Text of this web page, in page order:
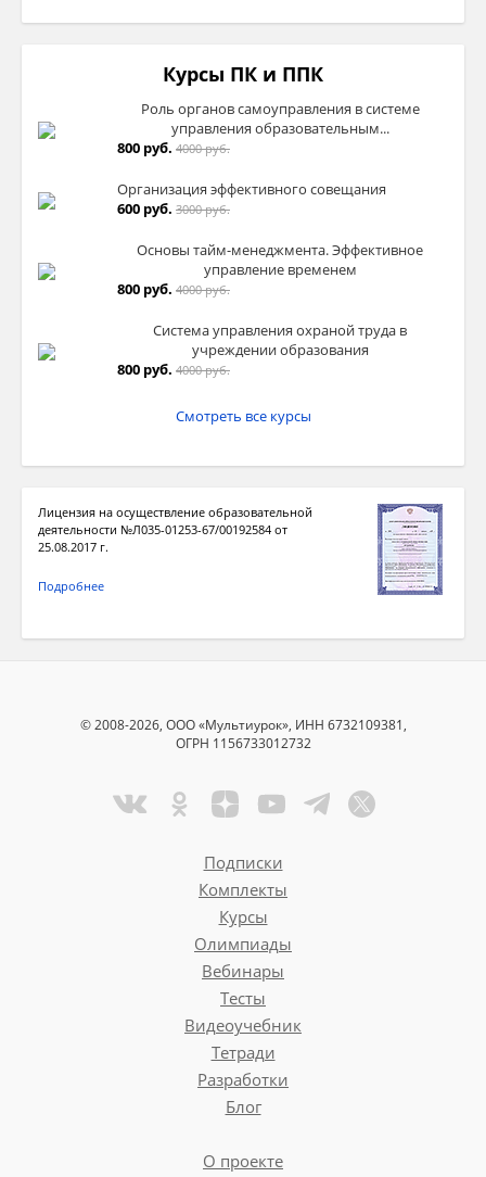
Курсы ПК и ППК
Роль органов самоуправления в системе
управления образовательным...
800 руб. 4000 руб.
Организация эффективного совещания
600 руб. 3000 руб.
Основы тайм-менеджмента. Эффективное
управление временем
800 руб. 4000 руб.
Система управления охраной труда в
учреждении образования
800 руб. 4000 руб.
Смотреть все курсы
Лицензия на осуществление образовательной
деятельности №Л035-01253-67/00192584 от
25.08.2017 г.
Подробнее
© 2008-2026, ООО «Мультиурок», ИНН 6732109381,
ОГРН 1156733012732
Подписки
Комплекты
Курсы
Олимпиады
Вебинары
Тесты
Видеоучебник
Тетради
Разработки
Блог
О проекте